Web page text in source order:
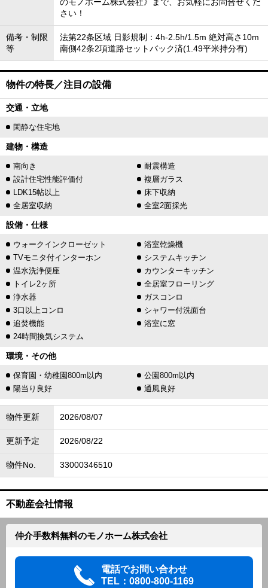
さい！
備考・制限
等
法第22条区域 日影規制：4h-2.5h/1.5m 絶対高さ10m
南側42条2項道路セットバック済(1.49平米持分有)
物件の特長／注目の設備
交通・立地
閑静な住宅地
建物・構造
南向き
耐震構造
設計住宅性能評価付
複層ガラス
LDK15帖以上
床下収納
全居室収納
全室2面採光
設備・仕様
ウォークインクローゼット
浴室乾燥機
TVモニタ付インターホン
システムキッチン
温水洗浄便座
カウンターキッチン
トイレ2ヶ所
全居室フローリング
浄水器
ガスコンロ
3口以上コンロ
シャワー付洗面台
追焚機能
浴室に窓
24時間換気システム
環境・その他
保育園・幼稚園800m以内
公園800m以内
陽当り良好
通風良好
物件更新 2026/08/07
更新予定 2026/08/22
物件No. 33000346510
不動産会社情報
仲介手数料無料のモノホーム株式会社
電話でお問い合わせ
TEL：0800-800-1169